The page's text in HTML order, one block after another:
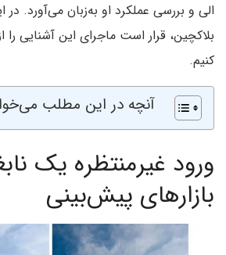
الی و بررسی عملکرد او به‌زبان می‌آورد.
بلاکچین، قرار است ماجرای این آشنایی را
کنیم.
آنچه در این مطلب
ورود غیرمنتظره یک
بازارهای پیش‌بینی